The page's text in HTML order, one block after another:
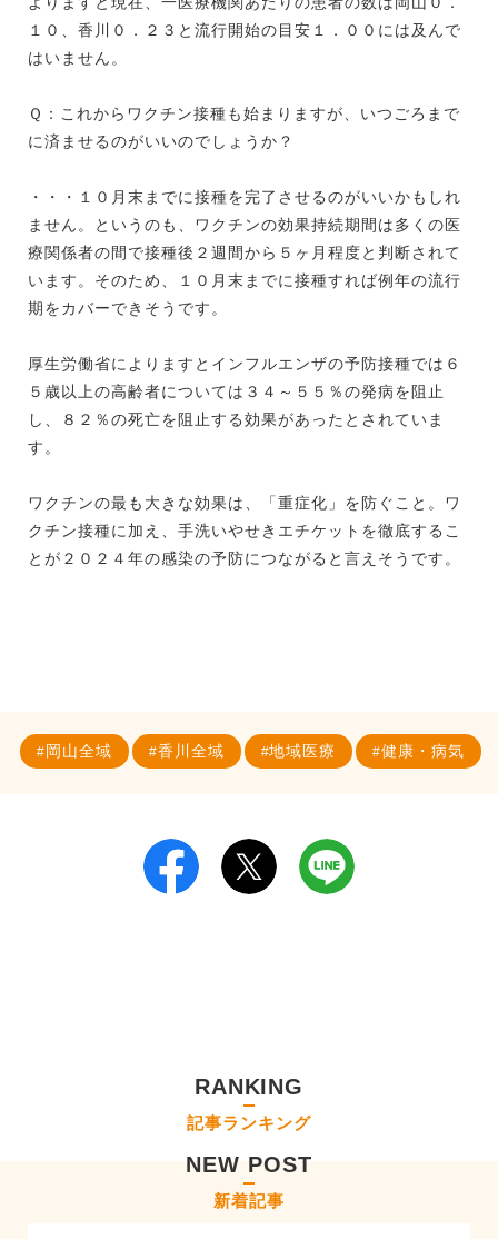
１０、香川０．２３と流行開始の目安１．００には及んで
はいません。
Ｑ：これからワクチン接種も始まりますが、いつごろまで
に済ませるのがいいのでしょうか？
・・・１０月末までに接種を完了させるのがいいかもしれ
ません。というのも、ワクチンの効果持続期間は多くの医
療関係者の間で接種後２週間から５ヶ月程度と判断されて
います。そのため、１０月末までに接種すれば例年の流行
期をカバーできそうです。
厚生労働省によりますとインフルエンザの予防接種では６
５歳以上の高齢者については３４～５５％の発病を阻止
し、８２％の死亡を阻止する効果があったとされていま
す。
ワクチンの最も大きな効果は、「重症化」を防ぐこと。ワ
クチン接種に加え、手洗いやせきエチケットを徹底するこ
とが２０２４年の感染の予防につながると言えそうです。
岡山全域 香川全域 地域医療 健康・病気
RANKING
記事ランキング
NEW POST
新着記事